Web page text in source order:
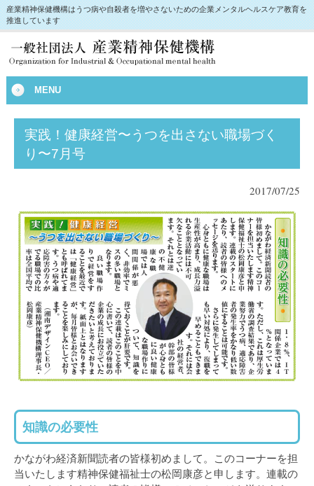
産業精神保健機構はうつ病や自殺者を増やさないための企業メンタルヘルスケア教育を
推進しています
MENU
実践！健康経営〜うつを出さない職場づく
り〜7月号
2017/07/25
知識の必要性
かながわ経済新聞読者の皆様初めまして。このコーナーを担
当いたします精神保健福祉士の松岡康彦と申します。連載の